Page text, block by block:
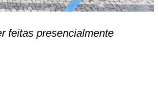
feitas presencialmente